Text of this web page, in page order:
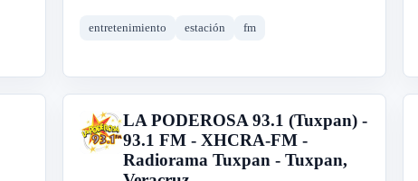
entretenimiento estación fm
L
LA PODEROSA 93.1 (Tuxpan) -
93.1 FM - XHCRA-FM -
Radiorama Tuxpan - Tuxpan,